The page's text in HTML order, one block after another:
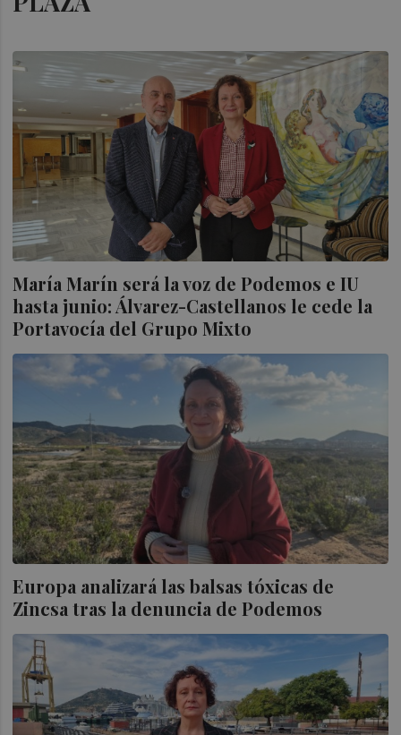
María Marín será la voz de Podemos e IU
hasta junio: Álvarez-Castellanos le cede la
Portavocía del Grupo Mixto
Europa analizará las balsas tóxicas de
Zincsa tras la denuncia de Podemos